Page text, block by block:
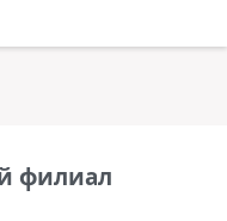
филиал